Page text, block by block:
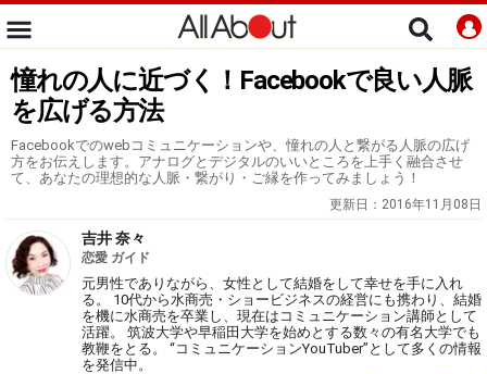
憧れの人に近づく！Facebookで良い人脈
を広げる方法
Facebookでのwebコミュニケーションや、憧れの人と繋がる人脈の広げ
方をお伝えします。アナログとデジタルのいいところを上手く融合させ
て、あなたの理想的な人脈・繋がり・ご縁を作ってみましょう！
更新日： 2016年11月08日
吉井 奈々
恋愛 ガイド
元男性でありながら、女性として結婚をして幸せを手に入れ
る。 10代から水商売・ショービジネスの経営にも携わり、結婚
を機に水商売を卒業し、現在はコミュニケーション講師として
活躍。 筑波大学や早稲田大学を始めとする数々の有名大学でも
教鞭をとる。 “コミュニケーションYouTuber”として多くの情報
を発信中。